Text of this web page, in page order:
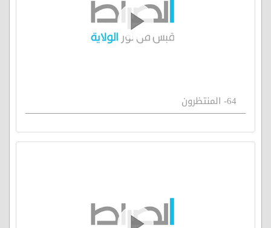
64- المنتظرون